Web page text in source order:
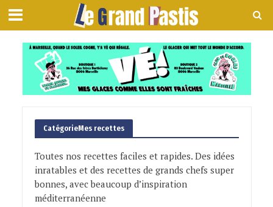
CatégorieMes recettes
Toutes nos recettes faciles et rapides. Des idées
inratables et des recettes de grands chefs super
bonnes, avec beaucoup d’inspiration
méditerranéenne